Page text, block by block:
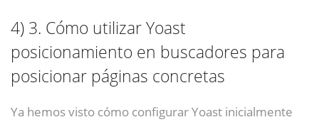
4) 3. Cómo utilizar Yoast
posicionamiento en buscadores para
posicionar páginas concretas
Ya hemos visto cómo configurar Yoast inicialmente